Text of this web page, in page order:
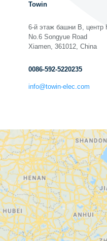
Towin
6-й этаж башни B, центр
No.6 Songyue Road
Xiamen, 361012, China
0086-592-5220235
info@towin-elec.com